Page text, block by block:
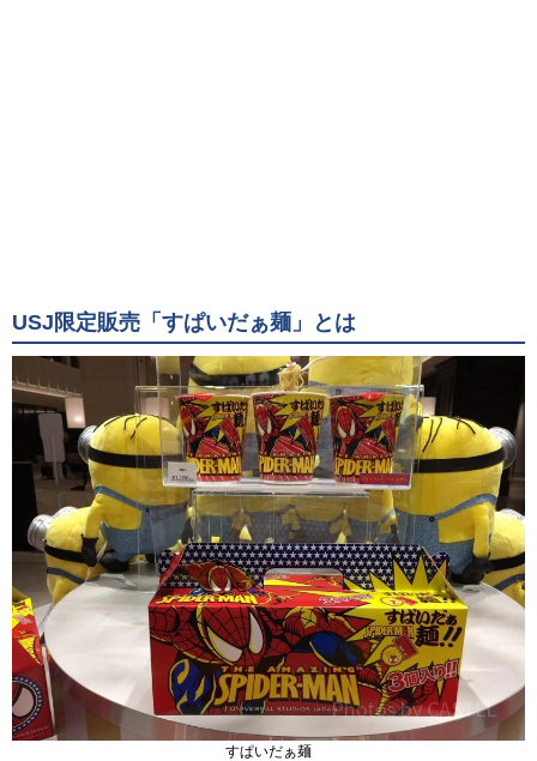
USJ限定販売「すぱいだぁ麺」とは
すぱいだぁ麺